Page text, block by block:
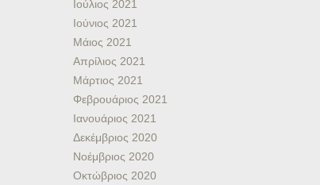
Ιούλιος 2021
Ιούνιος 2021
Μάιος 2021
Απρίλιος 2021
Μάρτιος 2021
Φεβρουάριος 2021
Ιανουάριος 2021
Δεκέμβριος 2020
Νοέμβριος 2020
Οκτώβριος 2020